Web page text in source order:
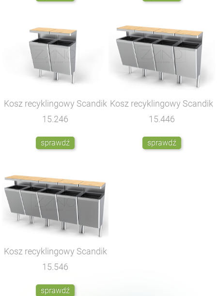
Kosz recyklingowy Scandik
15.246
sprawdź
Kosz recyklingowy Scandik
15.446
sprawdź
Kosz recyklingowy Scandik
15.546
sprawdź